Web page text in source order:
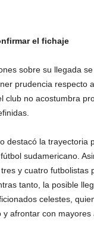
el fichaje
sobre su llegada
prudencia respecto
club no acostumbra
destacó la trayectoria
sudamericano.
y cuatro
tanto, la posible
celestes,
afrontar con mayores